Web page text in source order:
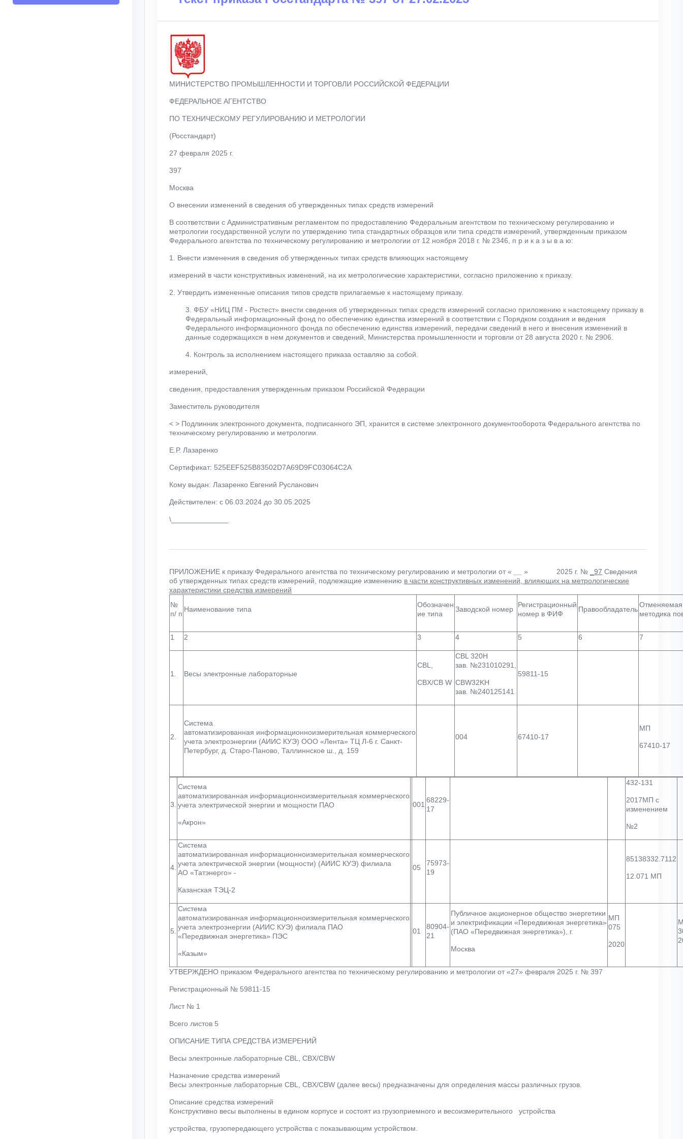
МИНИСТЕРСТВО ПРОМЫШЛЕННОСТИ И ТОРГОВЛИ РОССИЙСКОЙ ФЕДЕРАЦИИ
ФЕДЕРАЛЬНОЕ АГЕНТСТВО
ПО ТЕХНИЧЕСКОМУ РЕГУЛИРОВАНИЮ И МЕТРОЛОГИИ
(Росстандарт)
27 февраля 2025 г.
397
Москва
О внесении изменений в сведения об утвержденных типах средств измерений
В соответствии с Административным регламентом по предоставлению Федеральным агентством по техническому регулированию и
метрологии государственной услуги по утверждению типа стандартных образцов или типа средств измерений, утвержденным приказом
Федерального агентства по техническому регулированию и метрологии от 12 ноября 2018 г. № 2346, п р и к а з ы в а ю:
1. Внести изменения в сведения об утвержденных типах средств влияющих настоящему
измерений в части конструктивных изменений, на их метрологические характеристики, согласно приложению к приказу.
2. Утвердить измененные описания типов средств прилагаемые к настоящему приказу.
3. ФБУ «НИЦ ПМ - Ростест» внести сведения об утвержденных типах средств измерений согласно приложению к настоящему приказу в
Федеральный информационный фонд по обеспечению единства измерений в соответствии с Порядком создания и ведения
Федерального информационного фонда по обеспечению единства измерений, передачи сведений в него и внесения изменений в
данные содержащихся в нем документов и сведений, Министерства промышленности и торговли от 28 августа 2020 г. № 2906.
4. Контроль за исполнением настоящего приказа оставляю за собой.
измерений,
сведения, предоставления утвержденным приказом Российской Федерации
Заместитель руководителя
< > Подлинник электронного документа, подписанного ЭП, хранится в системе электронного документооборота Федерального агентства по
техническому регулированию и метрологии.
Е.Р. Лазаренко
Сертификат: 525EEF525B83502D7A69D9FC03064C2A
Кому выдан: Лазаренко Евгений Русланович
Действителен: с 06.03.2024 до 30.05.2025
\______________
ПРИЛОЖЕНИЕ к приказу Федерального агентства по техническому регулированию и метрологии от « » 2025 г. № _97 Сведения
об утвержденных типах средств измерений, подлежащие изменению в части конструктивных изменений, влияющих на метрологические
характеристики средства измерений
№
п/ п
Наименование типа
Обозначен
ие типа
Заводской номер
Регистрационный
номер в ФИФ
Правообладатель
Отменяемая
методика
1 2 3 4 5 6 7
1. Весы электронные лабораторные
CBL,
CBX/CB W
CBL 320H
зав. №231010291,
CBW32KH
зав. №240125141
59811-15
2.
Система
автоматизированная информационноизмерительная коммерческого
учета электроэнергии (АИИС КУЭ) ООО «Лента» ТЦ Л-6 г. Санкт-
Петербург, д. Старо-Паново, Таллиннское ш., д. 159
004 67410-17
МП
67410-17
3.
Система
автоматизированная информационноизмерительная коммерческого
учета электрической энергии и мощности ПАО
«Акрон»
001
68229-
17
432-131
2017МП с
изменением
№2
4.
Система
автоматизированная информационноизмерительная коммерческого
учета электрической энергии (мощности) (АИИС КУЭ) филиала
АО «Татэнерго» -
Казанская ТЭЦ-2
05
75973-
19
85138332.7112
12.071 МП
5.
Система
автоматизированная информационноизмерительная коммерческого
учета электроэнергии (АИИС КУЭ) филиала ПАО
«Передвижная энергетика» ПЭС
«Казым»
01
80904-
21
Публичное акционерное общество энергетики
и электрификации «Передвижная энергетика»
(ПАО «Передвижная энергетика»), г.
Москва
МП
075
2020
УТВЕРЖДЕНО приказом Федерального агентства по техническому регулированию и метрологии от «27» февраля 2025 г. № 397
Регистрационный № 59811-15
Лист № 1
Всего листов 5
ОПИСАНИЕ ТИПА СРЕДСТВА ИЗМЕРЕНИЙ
Весы электронные лабораторные CBL, CBX/CBW
Назначение средства измерений
Весы электронные лабораторные CBL, CBX/CBW (далее весы) предназначены для определения массы различных грузов.
Описание средства измерений
Конструктивно весы выполнены в едином корпусе и состоят из грузоприемного и весоизмерительного устройства
устройства, грузопередающего устройства с показывающим устройством.